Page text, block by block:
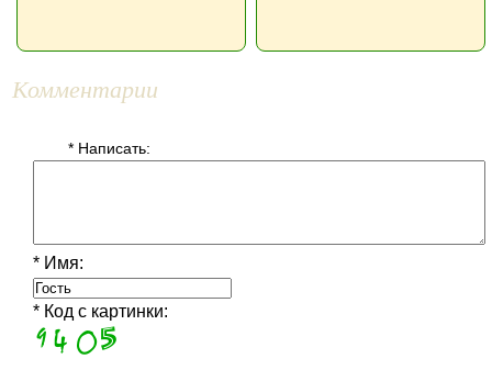
Комментарии
* Написать:
* Имя:
* Код с картинки: